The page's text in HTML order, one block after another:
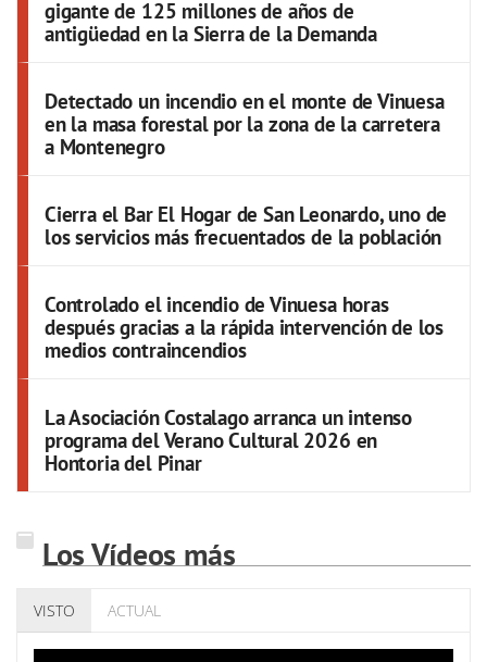
gigante de 125 millones de años de
antigüedad en la Sierra de la Demanda
Detectado un incendio en el monte de Vinuesa
en la masa forestal por la zona de la carretera
a Montenegro
Cierra el Bar El Hogar de San Leonardo, uno de
los servicios más frecuentados de la población
Controlado el incendio de Vinuesa horas
después gracias a la rápida intervención de los
medios contraincendios
La Asociación Costalago arranca un intenso
programa del Verano Cultural 2026 en
Hontoria del Pinar
Los Vídeos más
VISTO ACTUAL